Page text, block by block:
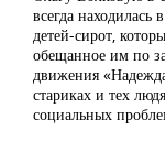
всегда находилась
детей-сирот,
обещанное им по
движения
стариках и тех
социальных